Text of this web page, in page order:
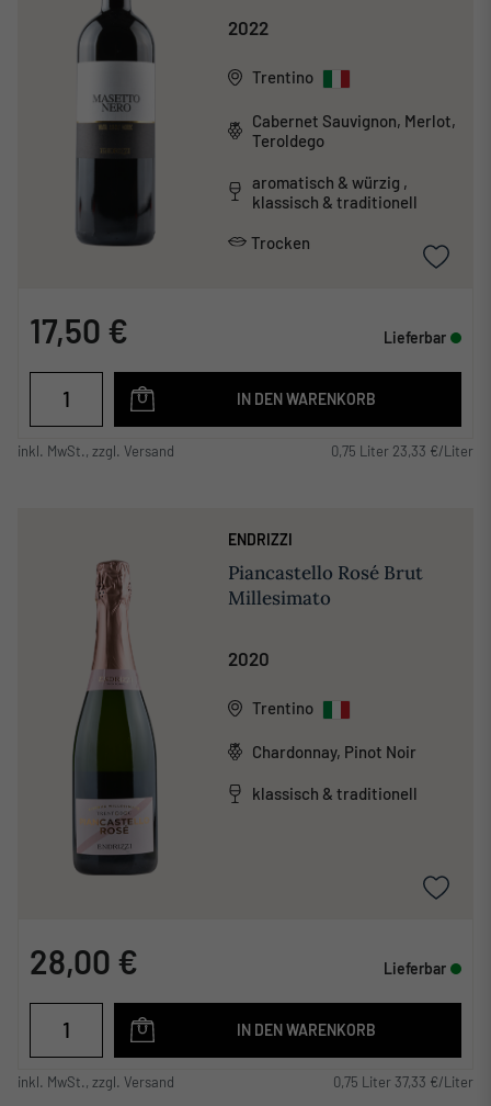
2022
Trentino
Cabernet Sauvignon, Merlot,
Teroldego
aromatisch & würzig ,
klassisch & traditionell
Trocken
17,50 € Lieferbar
IN DEN WARENKORB
inkl. MwSt., zzgl. Versand 0,75 Liter 23,33 €/Liter
ENDRIZZI
Piancastello Rosé Brut
Millesimato
2020
Trentino
Chardonnay, Pinot Noir
klassisch & traditionell
28,00 € Lieferbar
IN DEN WARENKORB
inkl. MwSt., zzgl. Versand 0,75 Liter 37,33 €/Liter